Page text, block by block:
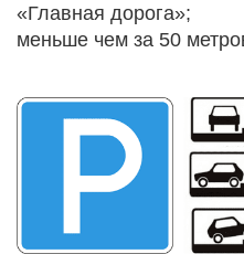
«Главная дорога»;
меньше чем за 50